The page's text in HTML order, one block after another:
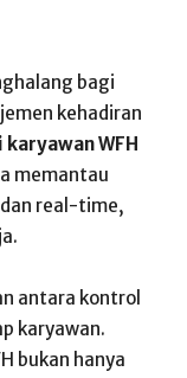
bagi
kehadiran
karyawan WFH
memantau
real-time,
antara kontrol
karyawan.
bukan hanya